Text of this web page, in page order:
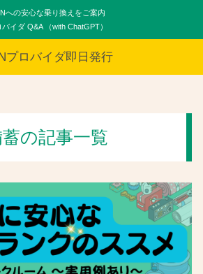
への安心な乗り換えをご案内
バイダ Q&A （with ChatGPT）
プロバイダ即日発行
の記事一覧